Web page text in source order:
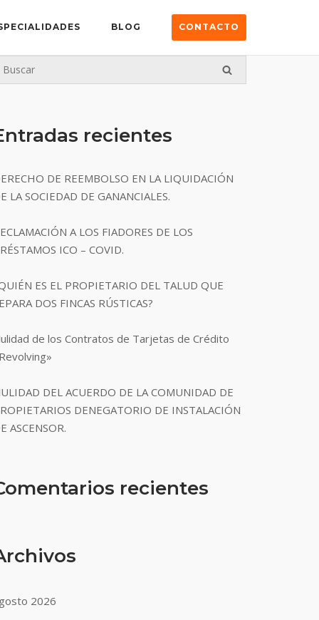
BLOG CONTACTO
recientes
DE REEMBOLSO EN LA LIQUIDACIÓN
LA SOCIEDAD DE GANANCIALES.
A LOS FIADORES DE LOS
ICO – COVID.
ES EL PROPIETARIO DEL TALUD QUE
DOS FINCAS RÚSTICAS?
de los Contratos de Tarjetas de Crédito
DEL ACUERDO DE LA COMUNIDAD DE
DENEGATORIO DE INSTALACIÓN
ASCENSOR.
recientes
2026